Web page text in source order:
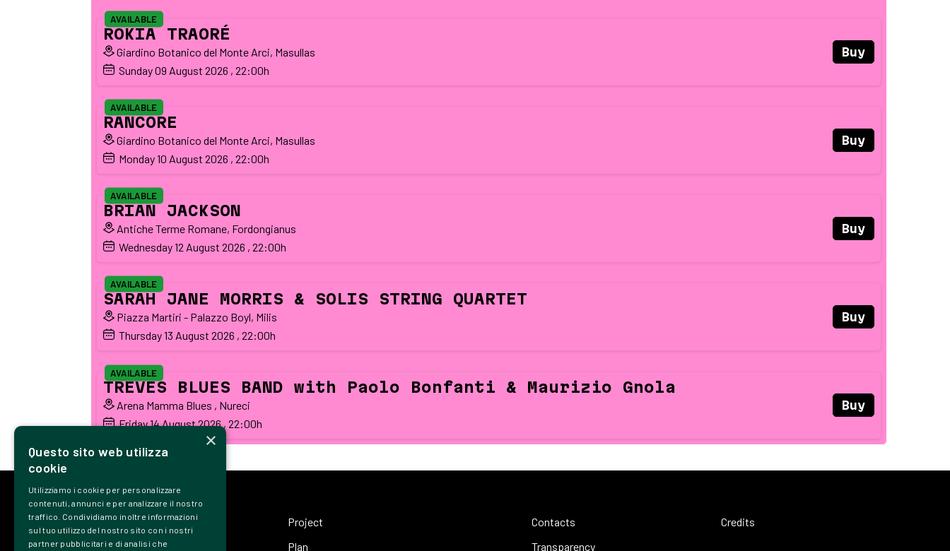
ROKIA TRAORÉ
Giardino Botanico del Monte Arci, Masullas
Sunday09 August 2026 , 22:00h
AVAILABLE
Buy
RANCORE
Giardino Botanico del Monte Arci, Masullas
Monday10 August 2026 , 22:00h
AVAILABLE
Buy
BRIAN JACKSON
Antiche Terme Romane, Fordongianus
Wednesday12 August 2026 , 22:00h
AVAILABLE
Buy
SARAH JANE MORRIS & SOLIS STRING QUARTET
Piazza Martiri - Palazzo Boyl, Milis
Thursday13 August 2026 , 22:00h
AVAILABLE
Buy
TREVES BLUES BAND with Paolo Bonfanti & Maurizio Gnola
Arena Mamma Blues , Nureci
Friday14August 2026, 22:00h
AVAILABLE
Buy
Project
Plan
Contacts
Transparency
Credits
×
Questo sito web utilizza
cookie
Utilizziamo i cookie per personalizzare
contenuti, annunci e per analizzare il nostro
traffico. Condividiamo inoltre informazioni
sul tuo utilizzo del nostro sito con i nostri
partner pubblicitari e di analisi che